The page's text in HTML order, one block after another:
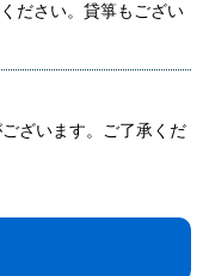
ださい。貸箏もござい
ざいます。ご了承くだ